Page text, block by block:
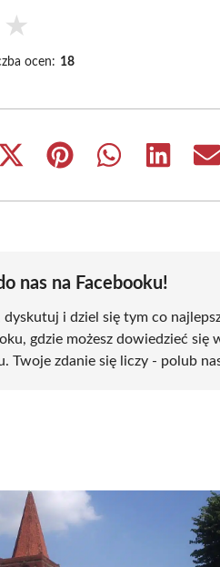
★
ocen: 18
Share
(Twitter)
Share
Share
Share
nas na Facebooku!
i dziel się tym co
gdzie możesz dowiedzieć
Twoje zdanie się liczy - polub